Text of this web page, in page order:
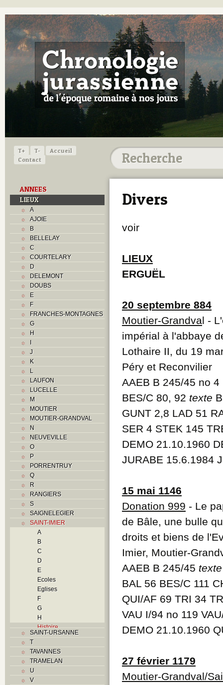
T+ T-
Accueil
Contact
ANNEES
LIEUX
A
AJOIE
B
BELLELAY
C
COURTELARY
D
DELEMONT
DOUBS
E
F
FRANCHES-MONTAGNES
G
H
I
J
K
L
LAUFON
LUCELLE
M
MOUTIER
MOUTIER-GRANDVAL
N
NEUVEVILLE
O
P
PORRENTRUY
Q
R
RANGIERS
S
SAIGNELEGIER
SAINT-IMIER
A
B
C
D
E
Ecoles
Eglises
F
G
H
Histoire
I
J
K
SAINT-URSANNE
T
TAVANNES
TRAMELAN
U
V
Divers
voir
LIEUX
ERGUËL
20 septembre 884
Moutier-Grandval -
impérial à l'abbaye
Lothaire II, du 19
Péry et Reconvilier
AAEB B 245/45 no 4
BES/C 80, 92 texte
GUNT 2,8 LAD 51
SER 4 STEK 145
DEMO 21.10.1960
JURABE 15.6.1984
15 mai 1146
Donation 999 - Le
de Bâle, une bulle
droits et biens de
Imier, Moutier-
AAEB B 245/45
BAL 56 BES/C 111
QUI/AF 69 TRI 34
VAU I/94 no 119
DEMO 21.10.1960
27 février 1179
Moutier-Grandval/